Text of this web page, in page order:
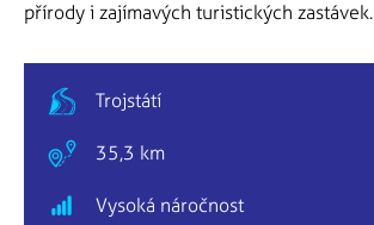
přírody i zajímavých turistických zastávek.
Trojstátí
35,3 km
Vysoká náročnost